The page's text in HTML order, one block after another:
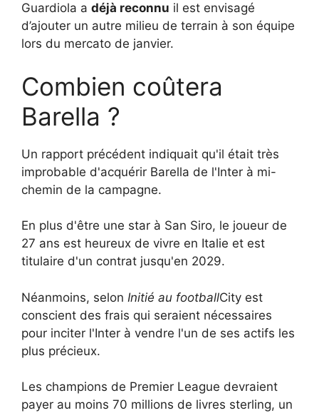
Guardiola a déjà reconnu il est envisagé
d’ajouter un autre milieu de terrain à son équipe
lors du mercato de janvier.
Combien coûtera
Barella ?
Un rapport précédent indiquait qu'il était très
improbable d'acquérir Barella de l'Inter à mi-
chemin de la campagne.
En plus d'être une star à San Siro, le joueur de
27 ans est heureux de vivre en Italie et est
titulaire d'un contrat jusqu'en 2029.
Néanmoins, selon Initié au footballCity est
conscient des frais qui seraient nécessaires
pour inciter l'Inter à vendre l'un de ses actifs les
plus précieux.
Les champions de Premier League devraient
payer au moins 70 millions de livres sterling, un